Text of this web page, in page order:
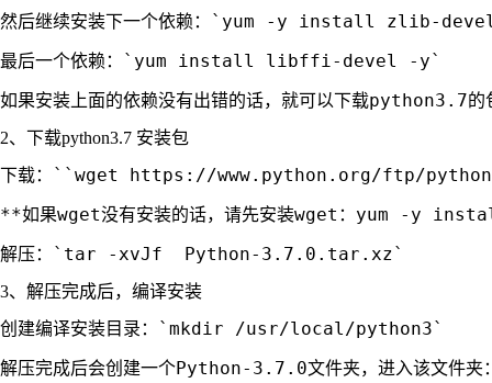
然后继续安装下一个依赖：`yum -y install
最后一个依赖：`yum install libffi-devel -y`
2、下载python3.7 安装包
下载：``wget https://www.python.org/ftp/
**如果wget没有安装的话，请先安装wget：yum -y
3、解压完成后，编译安装
创建编译安装目录：`mkdir /usr/local/python3`
解压完成后会创建一个Python-3.7.0文件夹，进入该文